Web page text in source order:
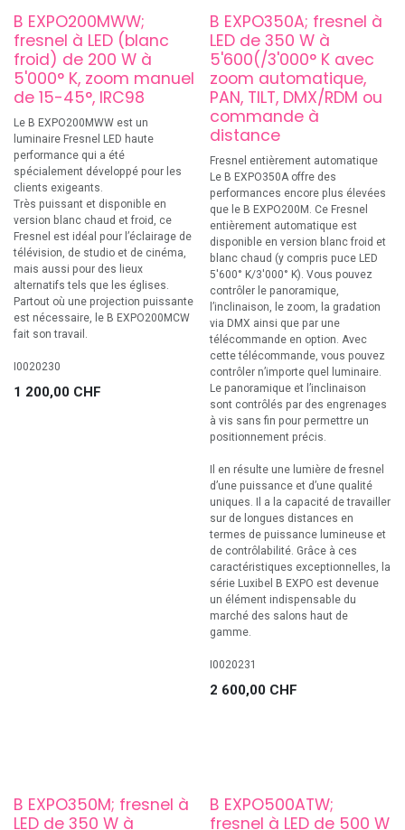
B EXPO200MWW;
fresnel à LED (blanc
froid) de 200 W à
5'000° K, zoom manuel
de 15-45°, IRC98
Le B EXPO200MWW est un
luminaire Fresnel LED haute
performance qui a été
spécialement développé pour les
clients exigeants.
Très puissant et disponible en
version blanc chaud et froid, ce
Fresnel est idéal pour l’éclairage de
télévision, de studio et de cinéma,
mais aussi pour des lieux
alternatifs tels que les églises.
Partout où une projection puissante
est nécessaire, le B EXPO200MCW
fait son travail.
I0020230
1 200,00 CHF
B EXPO350A; fresnel à
LED de 350 W à
5'600(/3'000° K avec
zoom automatique,
PAN, TILT, DMX/RDM ou
commande à
distance
Fresnel entièrement automatique
Le B EXPO350A offre des
performances encore plus élevées
que le B EXPO200M. Ce Fresnel
entièrement automatique est
disponible en version blanc froid et
blanc chaud (y compris puce LED
5'600° K/3'000° K). Vous pouvez
contrôler le panoramique,
l’inclinaison, le zoom, la gradation
via DMX ainsi que par une
télécommande en option. Avec
cette télécommande, vous pouvez
contrôler n’importe quel luminaire.
Le panoramique et l’inclinaison
sont contrôlés par des engrenages
à vis sans fin pour permettre un
positionnement précis.
Il en résulte une lumière de fresnel
d’une puissance et d’une qualité
uniques. Il a la capacité de travailler
sur de longues distances en
termes de puissance lumineuse et
de contrôlabilité. Grâce à ces
caractéristiques exceptionnelles, la
série Luxibel B EXPO est devenue
un élément indispensable du
marché des salons haut de
gamme.
I0020231
2 600,00CHF
B EXPO350M; fresnel à
LED de 350 W à
B EXPO500ATW;
fresnel à LED de 500 W